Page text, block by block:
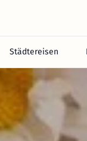
Städtereisen